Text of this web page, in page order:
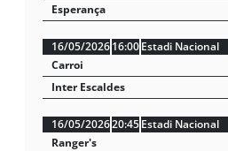
Esperança
16/05/2026 16:00 Estadi Nacional
Carroi
Inter Escaldes
16/05/202620:45 Estadi Nacional
Ranger's